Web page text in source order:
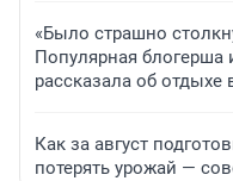
«Было страшно
Популярная блогерша
рассказала об отдыхе
Как за август
потерять урожай —